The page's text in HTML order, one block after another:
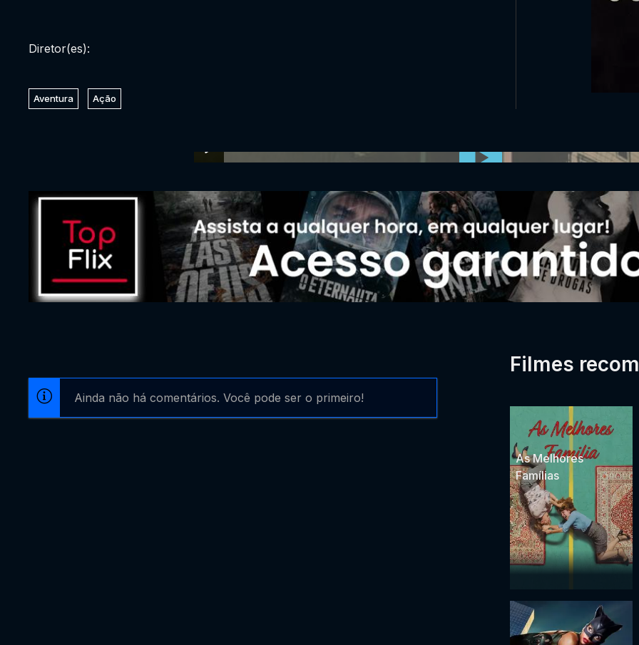
Diretor(es):
Aventura Ação
Ainda não há comentários. Você pode ser o primeiro!
Filmes
As Melhores
Famílias